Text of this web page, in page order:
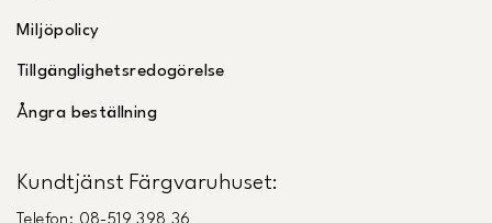
Miljöpolicy
Tillgänglighetsredogörelse
Ångra beställning
Kundtjänst Färgvaruhuset: